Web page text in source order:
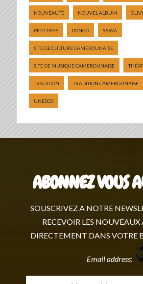
NOUVEAUTÉ NOUVEL ALBUM
PETIT PAYS PONGO SAWA
SITE DE CULTURE CAMEROUNAISE
SITE DE MUSIQUE CAMEROUNAISE
TRADITION TRADITION CAMEROUNAISE
UNESCO
ABONNEZ VOUS
SOUSCRIVEZ A NOTRE
RECEVOIR LES NOUVEAUX
DIRECTEMENT DANS VOTRE
Email address: